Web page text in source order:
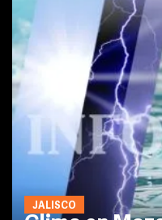
JALISCO